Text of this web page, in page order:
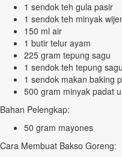
1 sendok teh gula pasir
1 sendok teh minyak
150 ml air
1 butir telur ayam
225 gram tepung sagu
1 sendok teh tepung sagu
1 sendok makan baking
500 gram minyak padat
Bahan Pelengkap:
50 gram mayones
Cara Membuat Bakso Goreng: